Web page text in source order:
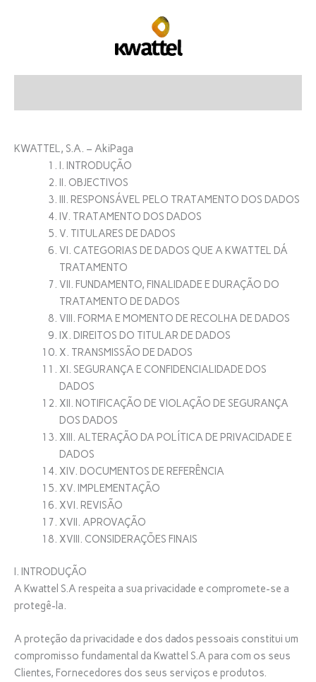
KWATTEL, S.A. – AkiPaga
I. INTRODUÇÃO
II. OBJECTIVOS
III. RESPONSÁVEL PELO TRATAMENTO DOS DADOS
IV. TRATAMENTO DOS DADOS
V. TITULARES DE DADOS
VI. CATEGORIAS DE DADOS QUE A KWATTEL DÁ
TRATAMENTO
VII. FUNDAMENTO, FINALIDADE E DURAÇÃO DO
TRATAMENTO DE DADOS
VIII. FORMA E MOMENTO DE RECOLHA DE DADOS
IX. DIREITOS DO TITULAR DE DADOS
X. TRANSMISSÃO DE DADOS
XI. SEGURANÇA E CONFIDENCIALIDADE DOS
DADOS
XII. NOTIFICAÇÃO DE VIOLAÇÃO DE SEGURANÇA
DOS DADOS
XIII. ALTERAÇÃO DA POLÍTICA DE PRIVACIDADE E
DADOS
XIV. DOCUMENTOS DE REFERÊNCIA
XV. IMPLEMENTAÇÃO
XVI. REVISÃO
XVII. APROVAÇÃO
XVIII. CONSIDERAÇÕES FINAIS
I. INTRODUÇÃO
A Kwattel S.A respeita a sua privacidade e compromete-se a
protegê-la.
A proteção da privacidade e dos dados pessoais constitui um
compromisso fundamental da Kwattel S.A para com os seus
Clientes, Fornecedores dos seus serviços e produtos.